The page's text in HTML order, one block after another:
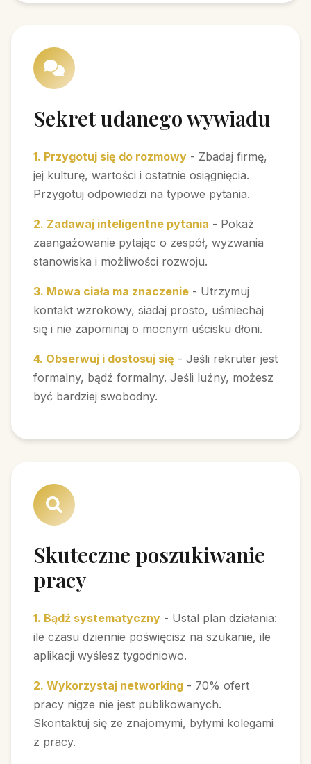
Sekret udanego wywiadu
1. Przygotuj się do rozmowy - Zbadaj firmę,
jej kulturę, wartości i ostatnie osiągnięcia.
Przygotuj odpowiedzi na typowe pytania.
2. Zadawaj inteligentne pytania - Pokaż
zaangażowanie pytając o zespół, wyzwania
stanowiska i możliwości rozwoju.
3. Mowa ciała ma znaczenie - Utrzymuj
kontakt wzrokowy, siadaj prosto, uśmiechaj
się i nie zapominaj o mocnym uścisku dłoni.
4. Obserwuj i dostosuj się - Jeśli rekruter jest
formalny, bądź formalny. Jeśli luźny, możesz
być bardziej swobodny.
Skuteczne poszukiwanie
pracy
1. Bądź systematyczny - Ustal plan działania:
ile czasu dziennie poświęcisz na szukanie, ile
aplikacji wyślesz tygodniowo.
2. Wykorzystaj networking - 70% ofert
pracy nigze nie jest publikowanych.
Skontaktuj się ze znajomymi, byłymi kolegami
z pracy.